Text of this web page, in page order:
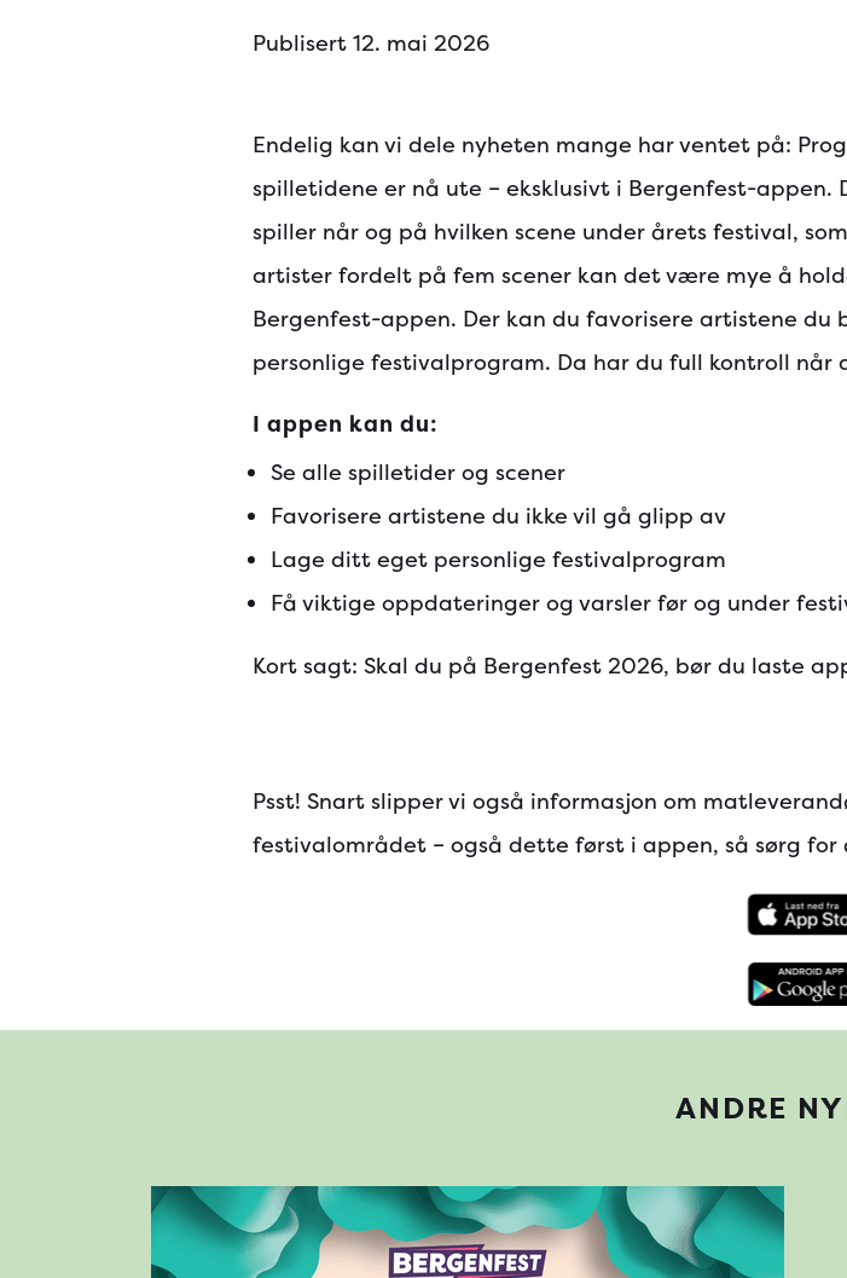
Publisert 12. mai 2026
Endelig kan vi dele nyheten mange har ventet på:
spilletidene er nå ute – eksklusivt i Bergenfest-appen.
spiller når og på hvilken scene under årets festival,
artister fordelt på fem scener kan det være mye å
Bergenfest-appen. Der kan du favorisere artistene
personlige festivalprogram. Da har du full kontroll når
I appen kan du:
Se alle spilletider og scener
Favorisere artistene du ikke vil gå glipp av
Lage ditt eget personlige festivalprogram
Få viktige oppdateringer og varsler før og under
Kort sagt: Skal du på Bergenfest 2026, bør du laste
Psst! Snart slipper vi også informasjon om
festivalområdet – også dette først i appen, så sørg
ANDRE